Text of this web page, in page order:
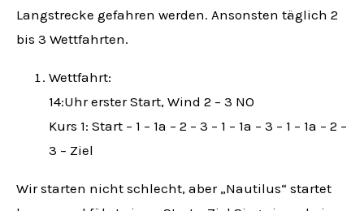
Langstrecke gefahren werden. Ansonsten täglich 2
bis 3 Wettfahrten.
Wettfahrt:
14:Uhr erster Start, Wind 2 – 3 NO
Kurs 1: Start – 1 – 1a – 2 – 3 – 1 – 1a – 3 – 1 – 1a – 2 –
3 – Ziel
Wir starten nicht schlecht, aber „Nautilus“ startet